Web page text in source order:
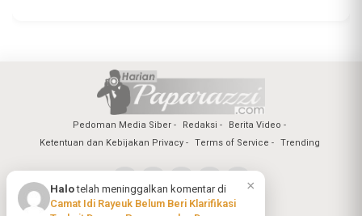
Pedoman Media Siber Redaksi
Berita Video
Ketentuan dan Kebijakan Privacy
Terms of Service Trending
Copyright @2026 Harian Paparazzi
×
Halotelah meninggalkan komentar di
Camat Idi Rayeuk Belum Beri Klarifikasi